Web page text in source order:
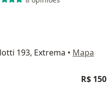
193, Extrema • Mapa
R$ 150